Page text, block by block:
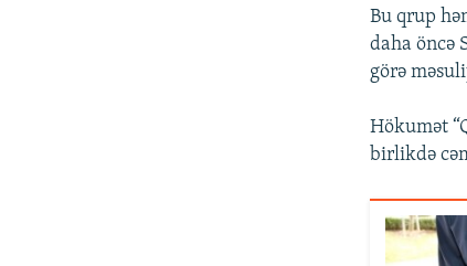
Bu qrup
daha öncə
görə
Hökumət
birlikdə